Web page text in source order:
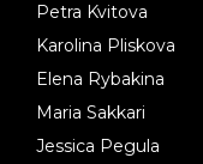
Petra Kvitova
Karolina Pliskova
Elena Rybakina
Maria Sakkari
Jessica Pegula